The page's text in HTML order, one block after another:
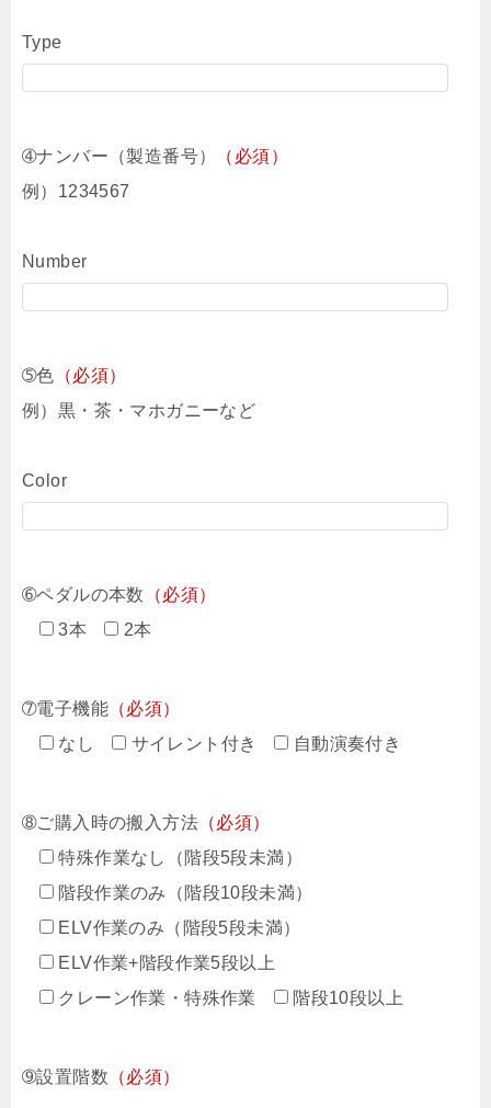
Type
➃ナンバー（製造番号）
（必須）
例）1234567
Number
➄色 （必須）
例）黒・茶・マホガニーなど
Color
➅ペダルの本数
（必須）
3本
2本
➆電子機能 （必須）
なし
サイレント付き 自動演奏付き
➇ご購入時の搬入方法 （必須）
特殊作業なし（階段5段未満）
階段作業のみ（階段10段未満）
ELV作業のみ（階段5段未満）
ELV作業+階段作業5段以上
クレーン作業・特殊作業
階段10段以上
➈設置階数 （必須）